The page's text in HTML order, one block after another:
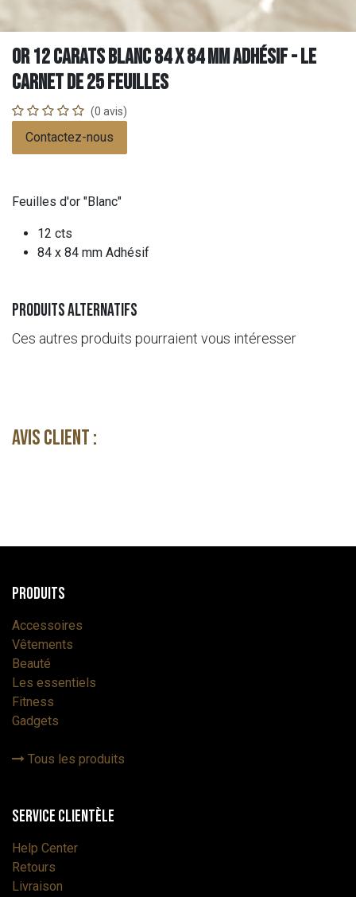
Or 12 carats Blanc 84 x 84 mm Adhésif - Le
carnet de 25 feuilles
(0 avis)
Contactez-nous
Feuilles d'or "Blanc"
12 cts
84 x 84 mm Adhésif
Produits alternatifs
Ces autres produits pourraient vous intéresser
Avis client :
Produits
Accessoires
Vêtements
Beauté
Les essentiels
Fitness
Gadgets
Tous les produits
Service Clientèle
Help Center
Retours
Livraison